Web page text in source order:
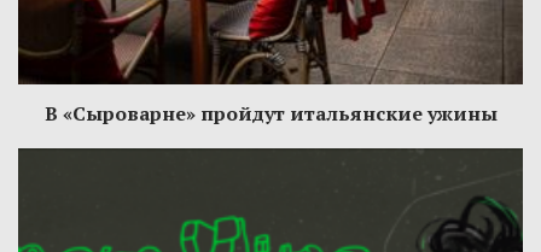
В «Сыроварне» пройдут итальянские ужины